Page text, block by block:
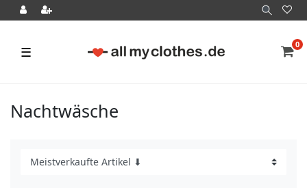
☰ 0
Nachtwäsche